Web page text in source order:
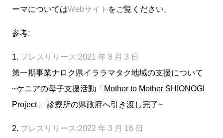
ーマについてはWebサイト をご覧ください。
参考:
1. プレスリリース:2021 年 8 月 3 日
第一期事業ナロク県イララマタク地域の支援について
~ケニアの母子支援活動「Mother to Mother SHIONOGI
Project」 診療所の県政府へ引き渡し完了~
2. プレスリリース:2022 年 3 月 16 日